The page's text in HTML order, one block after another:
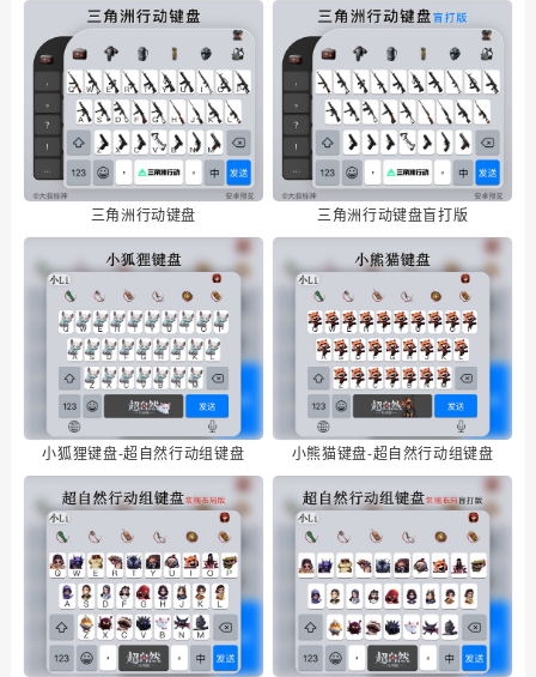
三角洲行动键盘 三角洲行动键盘盲打版
小狐狸键盘-超自然行动组键盘 小熊猫键盘-超自然行动组键盘